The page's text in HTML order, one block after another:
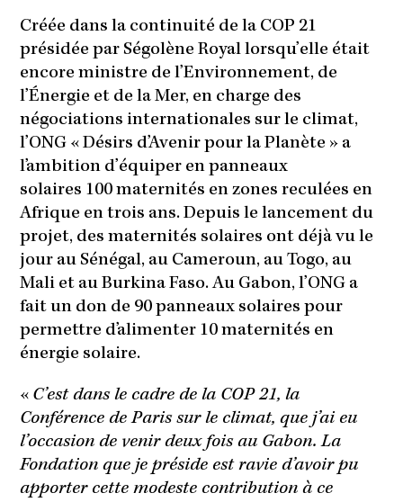
Créée dans la continuité de la COP 21
présidée par Ségolène Royal lorsqu’elle était
encore ministre de l’Environnement, de
l’Énergie et de la Mer, en charge des
négociations internationales sur le climat,
l’ONG « Désirs d’Avenir pour la Planète » a
l’ambition d’équiper en panneaux
solaires 100 maternités en zones reculées en
Afrique en trois ans. Depuis le lancement du
projet, des maternités solaires ont déjà vu le
jour au Sénégal, au Cameroun, au Togo, au
Mali et au Burkina Faso. Au Gabon, l’ONG a
fait un don de 90 panneaux solaires pour
permettre d’alimenter 10 maternités en
énergie solaire.
« C’est dans le cadre de la COP 21, la
Conférence de Paris sur le climat, que j’ai eu
l’occasion de venir deux fois au Gabon. La
Fondation que je préside est ravie d’avoir pu
apporter cette modeste contribution à ce